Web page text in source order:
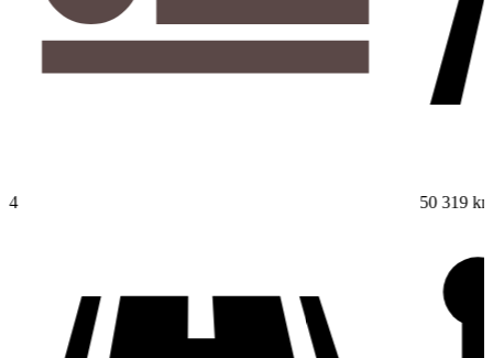
4 50 319